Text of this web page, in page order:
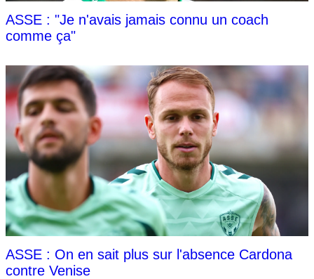
ASSE : "Je n'avais jamais connu un coach
comme ça"
ASSE : On en sait plus sur l'absence Cardona
contre Venise